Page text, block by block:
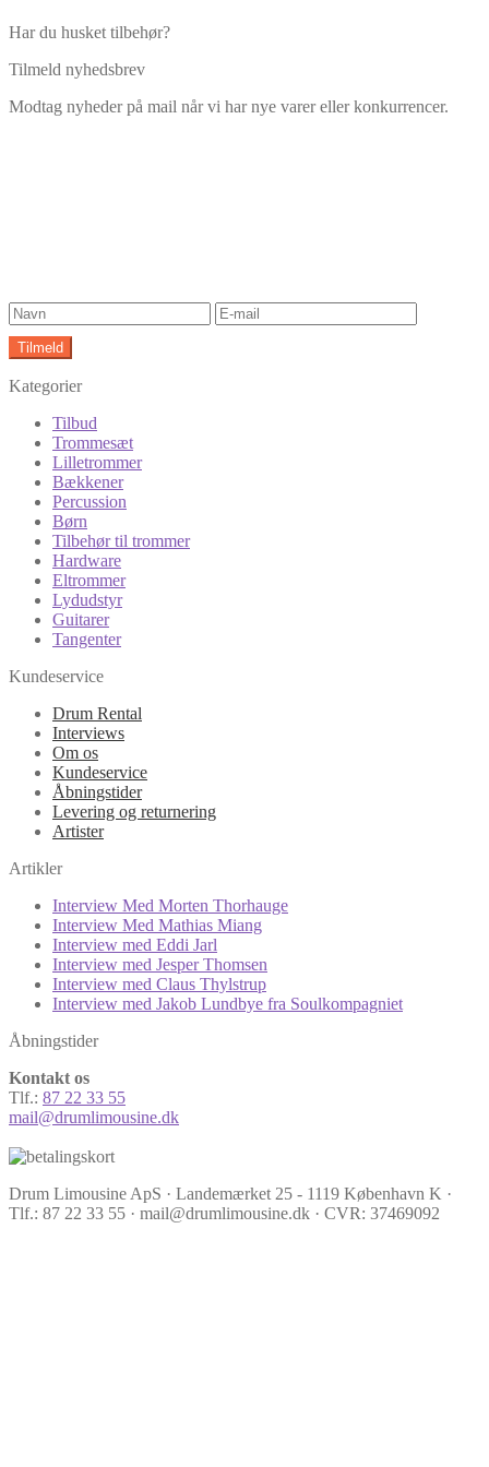
Har du husket tilbehør?
Tilmeld nyhedsbrev
Modtag nyheder på mail når vi har nye varer eller konkurrencer.
Kategorier
Tilbud
Trommesæt
Lilletrommer
Bækkener
Percussion
Børn
Tilbehør til trommer
Hardware
Eltrommer
Lydudstyr
Guitarer
Tangenter
Kundeservice
Drum Rental
Interviews
Om os
Kundeservice
Åbningstider
Levering og returnering
Artister
Artikler
Interview Med Morten Thorhauge
Interview Med Mathias Miang
Interview med Eddi Jarl
Interview med Jesper Thomsen
Interview med Claus Thylstrup
Interview med Jakob Lundbye fra Soulkompagniet
Åbningstider
Kontakt os
Tlf.: 87 22 33 55
mail@drumlimousine.dk
Drum Limousine ApS · Landemærket 25 - 1119 København K ·
Tlf.: 87 22 33 55 · mail@drumlimousine.dk · CVR: 37469092